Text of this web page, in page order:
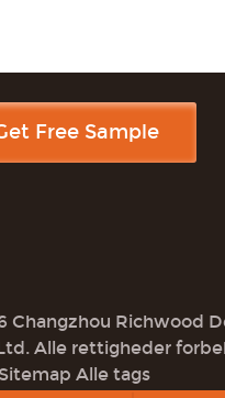
Changzhou Richwood
Alle rettigheder
Sitemap Alle tags